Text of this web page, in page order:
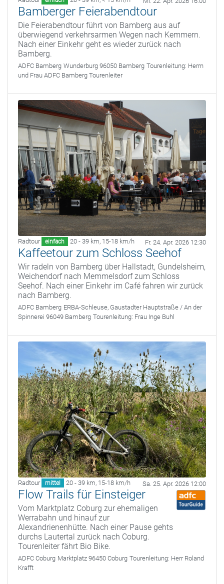
Bamberger Feierabendtour
Die Feierabendtour führt von Bamberg aus auf
überwiegend verkehrsarmen Wegen nach Kemmern.
Nach einer Einkehr geht es wieder zurück nach
Bamberg.
ADFC Bamberg Wunderburg 96050 Bamberg Tourenleitung: Herrn
und Frau ADFC Bamberg Tourenleiter
Radtour einfach 20 - 39 km, 15-18 km/h Fr. 24. Apr. 2026 12:30
Kaffeetour zum Schloss Seehof
Wir radeln von Bamberg über Hallstadt, Gundelsheim,
Weichendorf nach Memmelsdorf zum Schloss
Seehof. Nach einer Einkehr im Café fahren wir zurück
nach Bamberg.
ADFC Bamberg ERBA-Schleuse, Gaustadter Hauptstraße / An der
Spinnerei 96049 Bamberg Tourenleitung: Frau Inge Buhl
Radtour mittel 20 - 39 km, 15-18 km/h Sa. 25. Apr. 2026 12:00
Flow Trails für Einsteiger
Vom Marktplatz Coburg zur ehemaligen
Werrabahn und hinauf zur
Alexandrienenhütte. Nach einer Pause gehts
durchs Lautertal zurück nach Coburg.
Tourenleiter fährt Bio Bike.
ADFC Coburg Marktplatz 96450 Coburg Tourenleitung: Herr Roland
Krafft